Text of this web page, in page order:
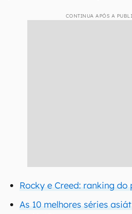
CONTINUA APÓS A
Rocky e Creed: ranking
As 10 melhores séries